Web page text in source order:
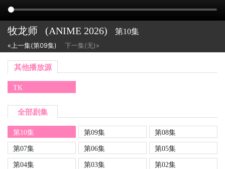
牧龙师 (ANIME 2026) 第10集
«上一集(第09集) 下一集(无)»
其他播放源
TK
全部剧集
第10集 第09集
第08集
第07集
第06集
第05集
第04集
第03集
第02集